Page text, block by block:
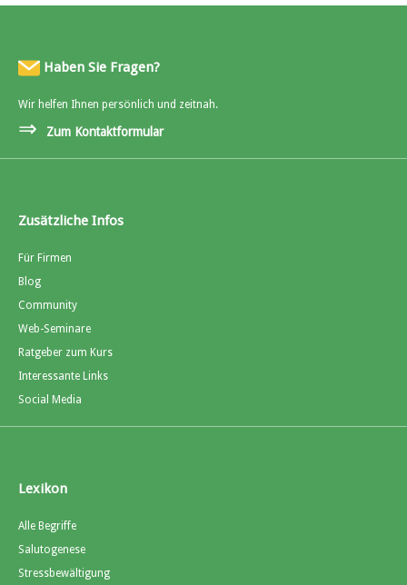
Haben Sie Fragen?
Wir helfen Ihnen persönlich und zeitnah.
⇒ Zum Kontaktformular
Zusätzliche Infos
Für Firmen
Blog
Community
Web-Seminare
Ratgeber zum Kurs
Interessante Links
Social Media
Lexikon
Alle Begriffe
Salutogenese
Stressbewältigung